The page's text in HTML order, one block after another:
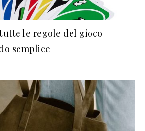
le regole del gioco
semplice